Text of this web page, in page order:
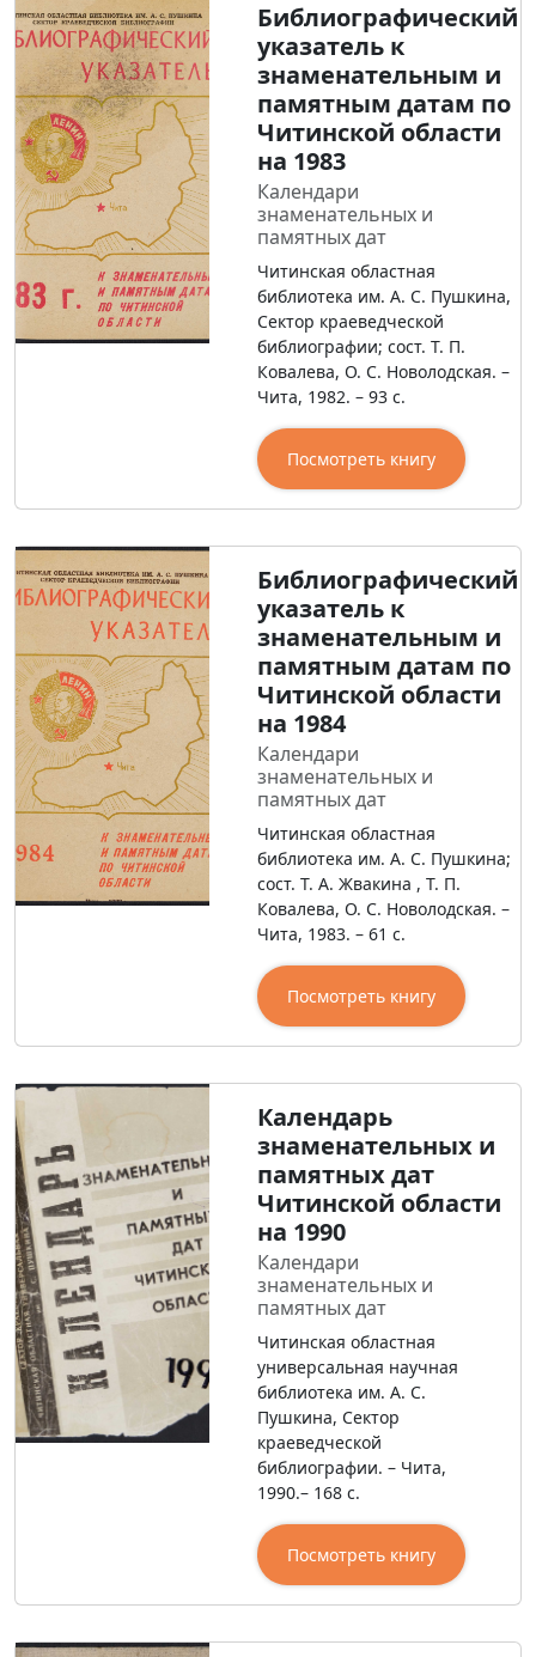
Библиографический
указатель к
знаменательным и
памятным датам по
Читинской области
на 1983
Календари
знаменательных и
памятных дат
Читинская областная
библиотека им. А. С. Пушкина,
Сектор краеведческой
библиографии; сост. Т. П.
Ковалева, О. С. Новолодская. –
Чита, 1982. – 93 с.
Посмотреть книгу
Библиографический
указатель к
знаменательным и
памятным датам по
Читинской области
на 1984
Календари
знаменательных и
памятных дат
Читинская областная
библиотека им. А. С. Пушкина;
сост. Т. А. Жвакина , Т. П.
Ковалева, О. С. Новолодская. –
Чита, 1983. – 61 с.
Посмотреть книгу
Календарь
знаменательных и
памятных дат
Читинской области
на 1990
Календари
знаменательных и
памятных дат
Читинская областная
универсальная научная
библиотека им. А. С.
Пушкина, Сектор
краеведческой
библиографии. – Чита,
1990.– 168 с.
Посмотреть книгу